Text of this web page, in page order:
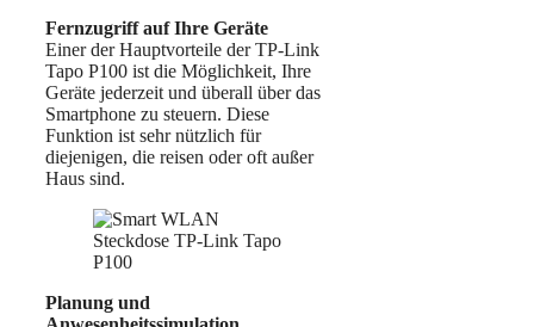
Fernzugriff auf Ihre Geräte
Einer der Hauptvorteile der TP-Link
Tapo P100 ist die Möglichkeit, Ihre
Geräte jederzeit und überall über das
Smartphone zu steuern. Diese
Funktion ist sehr nützlich für
diejenigen, die reisen oder oft außer
Haus sind.
Planung und